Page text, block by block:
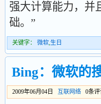
强大计算能力，并
础。”
关键字： 微软,生日
Bing：微软的
2009年06月04日 互联网络 0条